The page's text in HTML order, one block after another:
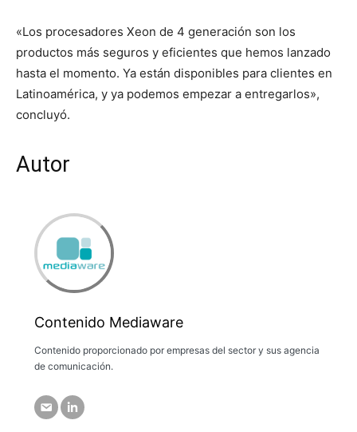
«Los procesadores Xeon de 4 generación son los
productos más seguros y eficientes que hemos lanzado
hasta el momento. Ya están disponibles para clientes en
Latinoamérica, y ya podemos empezar a entregarlos»,
concluyó.
Autor
Contenido Mediaware
Contenido proporcionado por empresas del sector y sus agencia
de comunicación.